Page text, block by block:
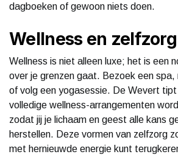
dagboeken of gewoon niets doen.
Wellness en zelfzorg
Wellness is niet alleen luxe; het is een
over je grenzen gaat. Bezoek een spa,
of volg een yogasessie. De Wevert
volledige wellness-arrangementen
zodat jij je lichaam en geest alle kans
herstellen. Deze vormen van zelfzorg
met hernieuwde energie kunt